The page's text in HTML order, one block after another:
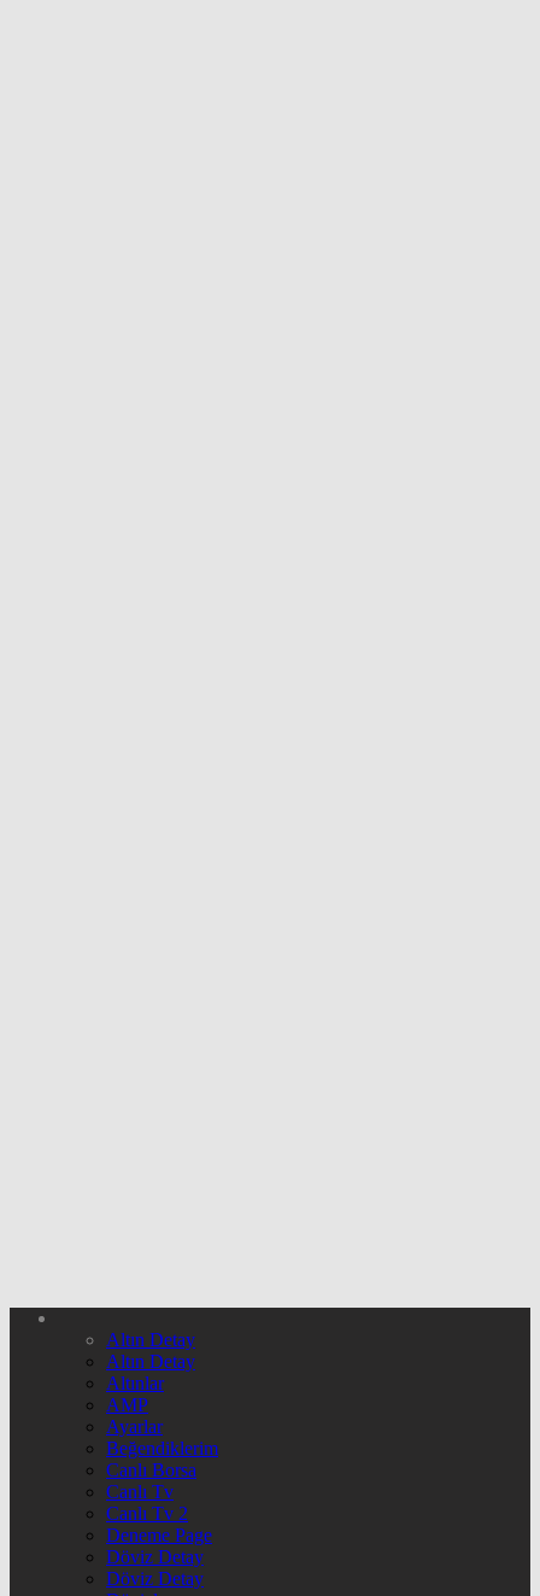
Altın Detay
Altın Detay
Altınlar
AMP
Ayarlar
Beğendiklerim
Canlı Borsa
Canlı Tv
Canlı Tv 2
Deneme Page
Döviz Detay
Döviz Detay